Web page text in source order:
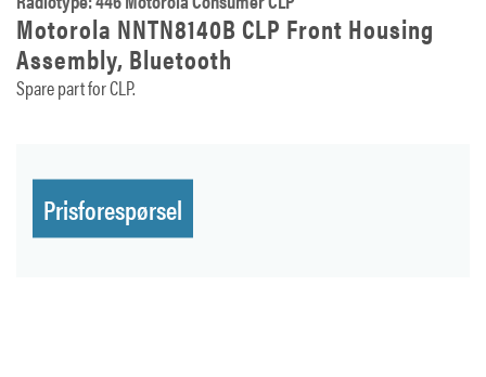
Motorola NNTN8140B CLP Front Housing
Assembly, Bluetooth
Spare part for CLP.
Prisforespørsel